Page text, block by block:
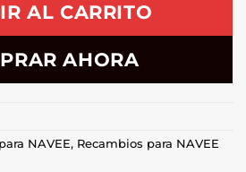
AL CARRITO
AHORA
NAVEE, Recambios para NAVEE